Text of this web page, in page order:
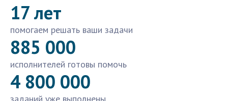
17 лет
помогаем решать ваши задачи
885 000
исполнителей готовы помочь
4 800 000